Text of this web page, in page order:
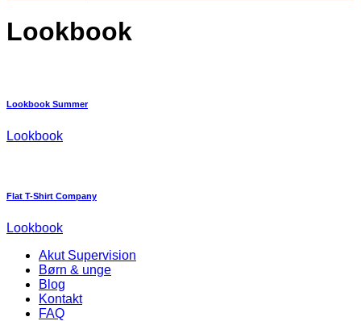
Lookbook
Lookbook Summer
Lookbook
Flat T-Shirt Company
Lookbook
Akut Supervision
Børn & unge
Blog
Kontakt
FAQ